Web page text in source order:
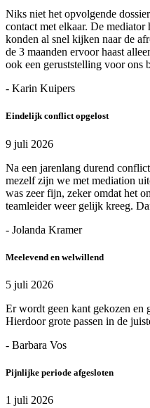
Niks niet het opvolgende
contact met elkaar. De
konden al snel kijken naar de
de 3 maanden ervoor haast
ook een geruststelling voor ons
- Karin Kuipers
Eindelijk conflict opgelost
9 juli 2026
Na een jarenlang durend
mezelf zijn we met mediation
was zeer fijn, zeker omdat het
teamleider weer gelijk kreeg.
- Jolanda Kramer
Meelevend en welwillend
5 juli 2026
Er wordt geen kant gekozen en
Hierdoor grote passen in de
- Barbara Vos
Pijnlijke periode afgesloten
1 juli 2026